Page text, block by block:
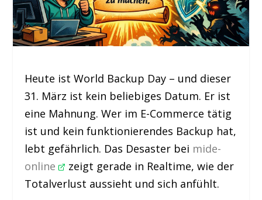
Heute ist World Backup Day – und dieser
31. März ist kein beliebiges Datum. Er ist
eine Mahnung. Wer im E-Commerce tätig
ist und kein funktionierendes Backup hat,
lebt gefährlich. Das Desaster bei mide-
online
zeigt gerade in Realtime, wie der
Totalverlust aussieht und sich anfühlt.